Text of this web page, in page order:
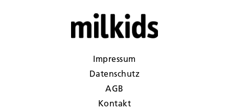
Impressum
Datenschutz
AGB
Kontakt